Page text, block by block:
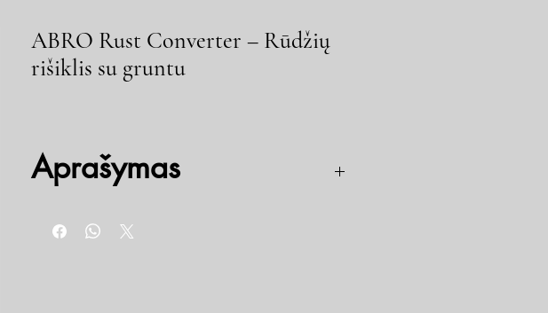
ABRO Rust Converter – Rūdžių
rišiklis su gruntu
Aprašymas
atsiradimui. Purškiamas preparatas yra skaidrios spalvos, kuris